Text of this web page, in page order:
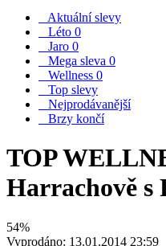
Aktuální slevy
Léto 0
Jaro 0
Mega sleva 0
Wellness 0
Top slevy
Nejprodávanější
Brzy končí
TOP
Harrachově
54%
Vyprodáno: 13.01.2014 23:59